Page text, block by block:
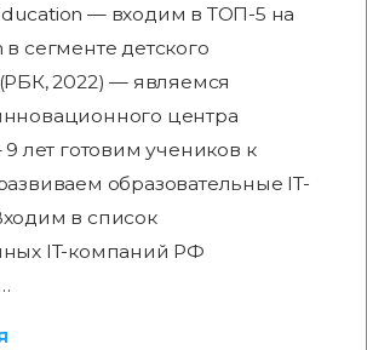
— входим в ТОП-5 на
сегменте детского
2022) — являемся
центра
9 лет готовим учеников к
образовательные IT-
в список
IT-компаний РФ